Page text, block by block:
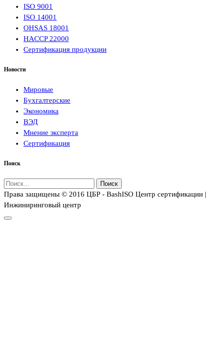
ISO 9001
ISO 14001
OHSAS 18001
HACCP 22000
Сертификация продукции
Новости
Мировые
Бухгалтерские
Экономика
ВЭД
Мнение эксперта
Сертификация
Поиск
Найти:
Права защищены © 2016 ЦБР - BashISO Центр сертификации |
Инжиниринговый центр